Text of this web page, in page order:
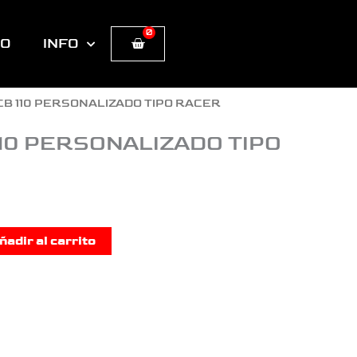
INFO
0
Cart
110 PERSONALIZADO TIPO RACER
PERSONALIZADO TIPO
al carrito